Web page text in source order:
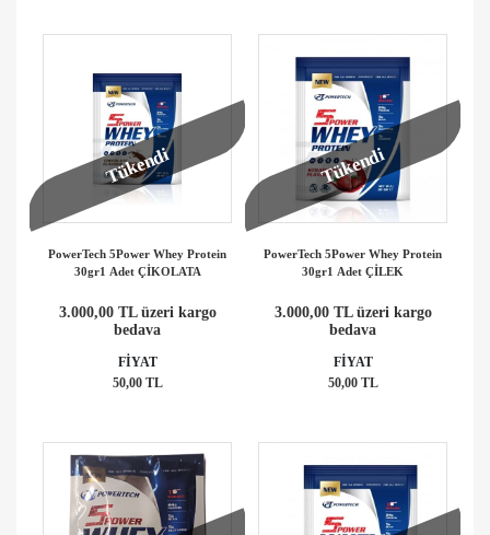
Tükendi
PowerTech 5Power Whey Protein
30gr1 Adet ÇİKOLATA
3.000,00 TL üzeri kargo
bedava
FİYAT
50,00 TL
Tükendi
PowerTech 5Power Whey Protein
30gr1 Adet ÇİLEK
3.000,00 TL üzeri kargo
bedava
FİYAT
50,00 TL